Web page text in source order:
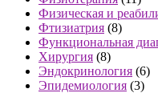
Физическая и
Фтизиатрия (8)
Функциональная
Хирургия (8)
Эндокринология (6)
Эпидемиология (3)